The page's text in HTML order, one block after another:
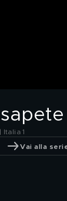
Italia 1
Vai alla